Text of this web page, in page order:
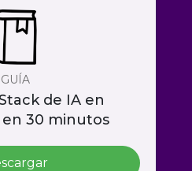
GUÍA
de IA en
30 minutos